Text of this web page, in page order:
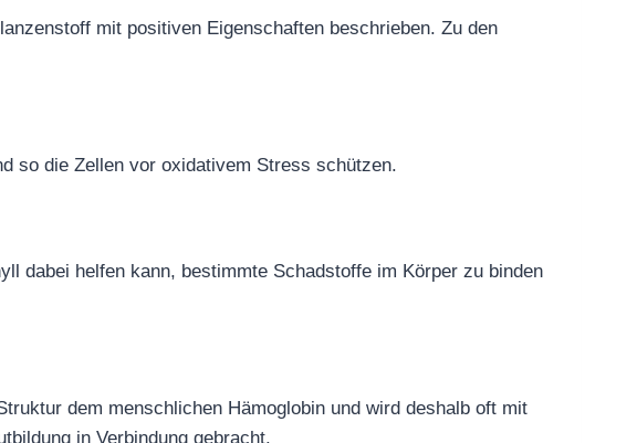
mit positiven Eigenschaften beschrieben. Zu den
so die Zellen vor oxidativem Stress schützen.
dabei helfen kann, bestimmte Schadstoffe im Körper zu binden
dem menschlichen Hämoglobin und wird deshalb oft mit
in Verbindung gebracht.